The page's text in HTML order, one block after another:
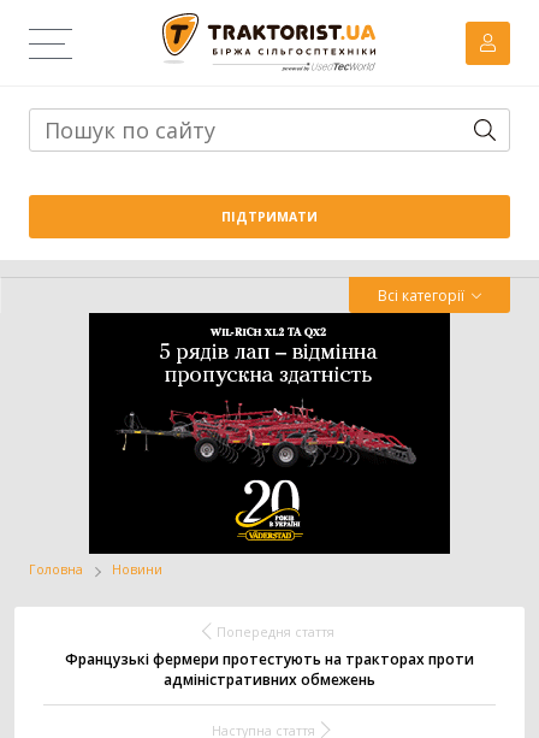
ПІДТРИМАТИ
Тема дня:Велика вага проти важких ґрунтів: як Wishek
842N працює на Житомирщині
Всі категорії
Комбайн
Обробіток грунту
Жатка Вантажівка Заготівля сіна
тваринництва
Головна Новини
Попередня стаття
Французькі фермери протестують на тракторах проти
адміністративних обмежень
Наступна стаття